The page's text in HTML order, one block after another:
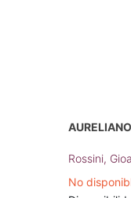
Rossini,
No